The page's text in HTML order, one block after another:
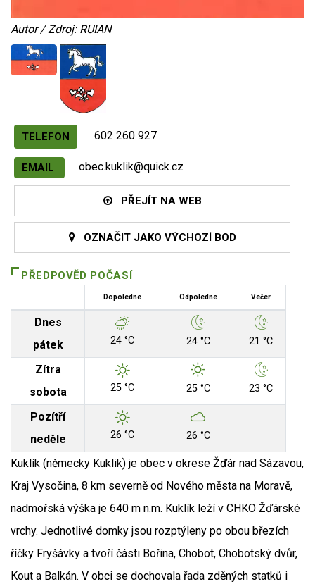
Autor / Zdroj: RUIAN
TELEFON 602 260 927
EMAIL obec.kuklik@quick.cz
PŘEJÍT NA WEB
OZNAČIT JAKO VÝCHOZÍ BOD
PŘEDPOVĚD POČASÍ
Dopoledne Odpoledne Večer
Dnes
pátek
24 °C 24 °C 21 °C
Zítra
sobota
25 °C 25 °C 23 °C
Pozítří
neděle
26 °C 26 °C
Kuklík (německy Kuklik) je obec v okrese Žďár nad Sázavou,
Kraj Vysočina, 8 km severně od Nového města na Moravě,
nadmořská výška je 640 m n.m. Kuklík leží v CHKO Žďárské
vrchy. Jednotlivé domky jsou rozptýleny po obou březích
říčky Fryšávky a tvoří části Bořina, Chobot, Chobotský dvůr,
Kout a Balkán. V obci se dochovala řada zděných statků i